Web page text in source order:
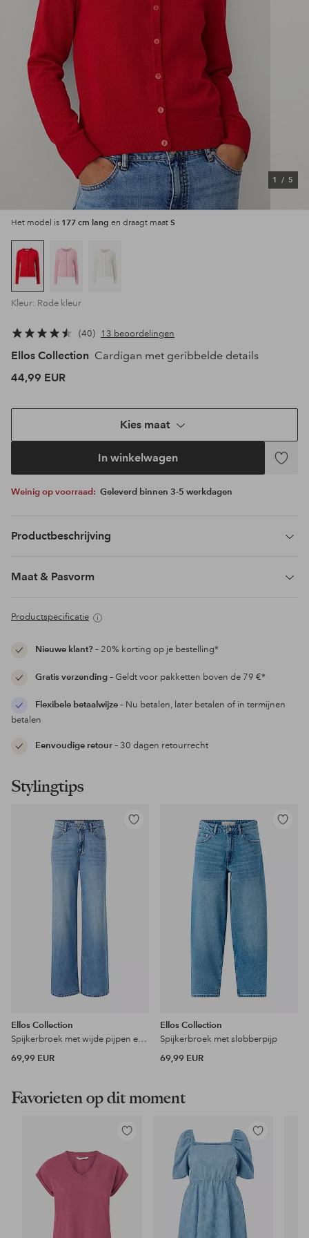
1 / 5
Het model is 177 cm lang en draagt maat S
Kleur: Rode kleur
40 13 beoordelingen
Ellos Collection Cardigan met geribbelde details
44,99 EUR
Kies maat
In winkelwagen
Weinig op voorraad: Geleverd binnen 3-5 werkdagen
Productbeschrijving
Maat & Pasvorm
Productspecificatie
Nieuwe klant?– 20% korting op je bestelling*
Gratis verzending– Geldt voor pakketten boven de 79 €*
Flexibele betaalwijze– Nu betalen, later betalen of in termijnen
betalen
Eenvoudige retour– 30 dagen retourrecht
Stylingtips
Toevoegen
Ellos Collection
Spijkerbroek met wijde pijpen en hoge taille
69,99 EUR
Ellos Collection
Spijkerbroek met slobberpijp
69,99 EUR
Favorieten op dit moment
Toevoegen
favorieten
Toevoegen
aan
favorieten